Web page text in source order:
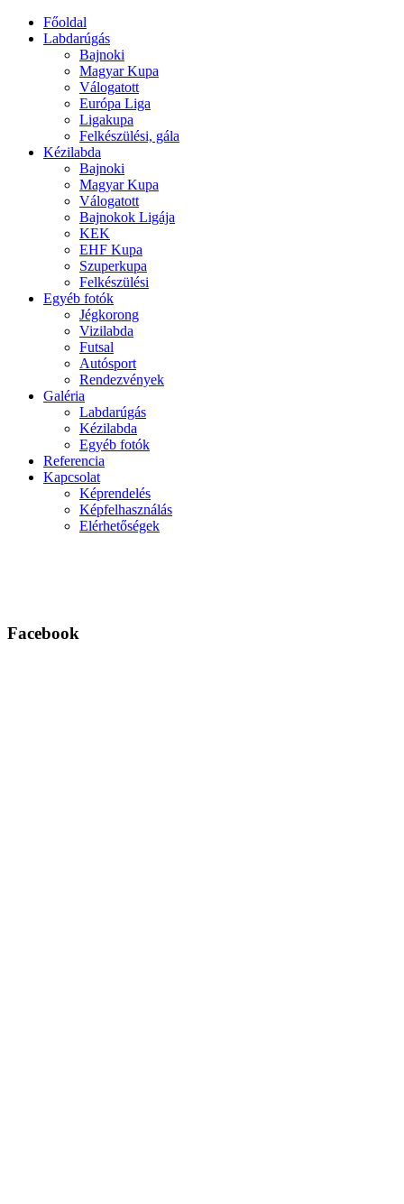
Főoldal
Labdarúgás
Bajnoki
Magyar Kupa
Válogatott
Európa Liga
Ligakupa
Felkészülési, gála
Kézilabda
Bajnoki
Magyar Kupa
Válogatott
Bajnokok Ligája
KEK
EHF Kupa
Szuperkupa
Felkészülési
Egyéb fotók
Jégkorong
Vizilabda
Futsal
Autósport
Rendezvények
Galéria
Labdarúgás
Kézilabda
Egyéb fotók
Referencia
Kapcsolat
Képrendelés
Képfelhasználás
Elérhetőségek
Facebook